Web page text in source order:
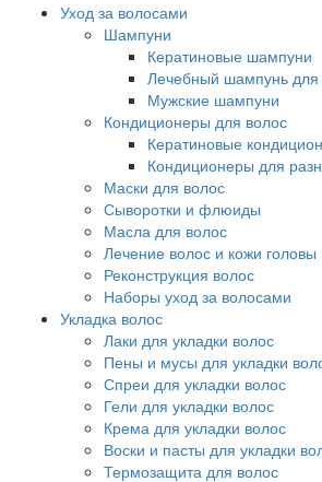
Уход за волосами
Шампуни
Кератиновые шампуни
Лечебный шампунь для
Мужские шампуни
Кондиционеры для волос
Кератиновые
Кондиционеры для
Маски для волос
Сыворотки и флюиды
Масла для волос
Лечение волос и кожи головы
Реконструкция волос
Наборы уход за волосами
Укладка волос
Лаки для укладки волос
Пены и мусы для укладки
Спреи для укладки волос
Гели для укладки волос
Крема для укладки волос
Воски и пасты для укладки
Термозащита для волос